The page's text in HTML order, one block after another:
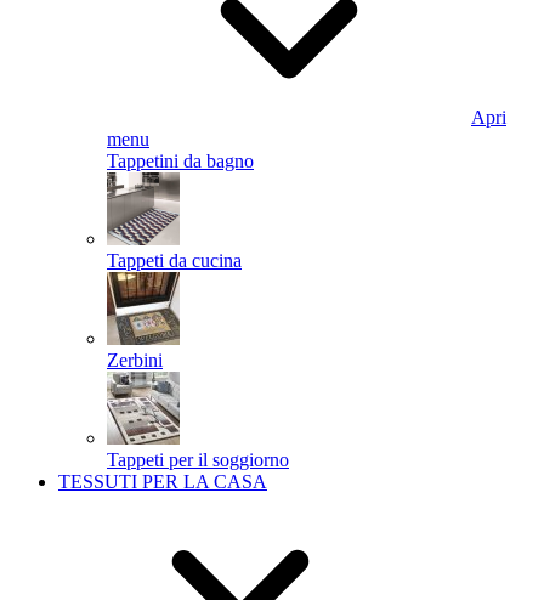
Apri
menu
Tappetini da bagno
Tappeti da cucina
Zerbini
Tappeti per il soggiorno
TESSUTI PER LA CASA